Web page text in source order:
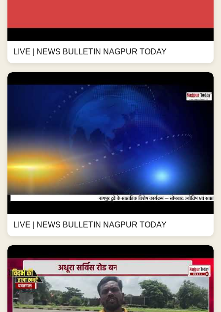
LIVE | NEWS BULLETIN NAGPUR TODAY
LIVE | NEWS BULLETIN NAGPUR TODAY